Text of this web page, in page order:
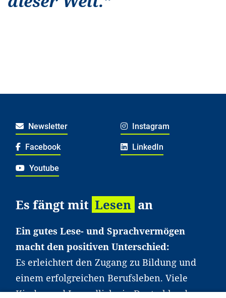
Newsletter Instagram
Facebook LinkedIn
Youtube
Es fängt mit Lesen an
Ein gutes Lese- und Sprachvermögen
macht den positiven Unterschied:
Es erleichtert den Zugang zu Bildung und
einem erfolgreichen Berufsleben. Viele
Kinder und Jugendliche in Deutschland